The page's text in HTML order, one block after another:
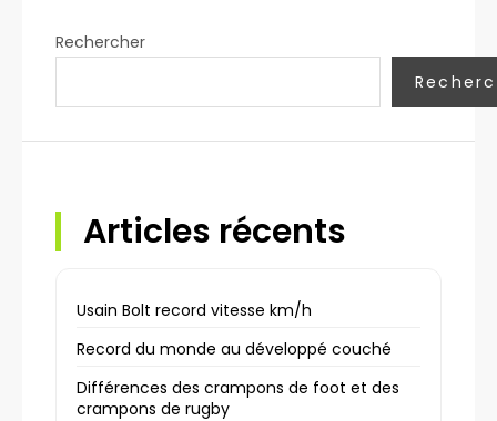
Rechercher
Articles récents
Usain Bolt record vitesse km/h
Record du monde au développé couché
Différences des crampons de foot et des
crampons de rugby